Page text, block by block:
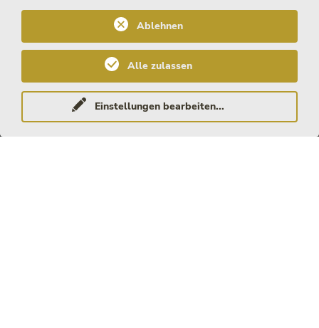
Neugierig auf die faszinierende Welt der Lifestyle Clubs, aber noch
unsicher, wie ihr eure ersten Schritte wagen sollt? Keine Sorge!
Lasst euch von unseren hilfreichen Tipps und aufregenden
Geschichten begeistern, während ihr euch auf eine sinnliche Reise
begebt, die eure Fantasien beflügelt.
Tipps für euer erstes Mal bei uns
Einstellungen bearbeiten...
Ablehnen
Alle zulassen